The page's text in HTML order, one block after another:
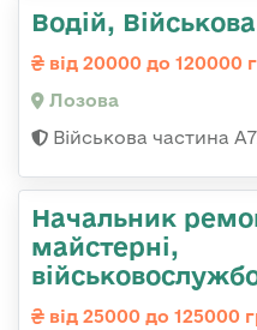
Водій,
від 20000 до 120000
Лозова
Військова частина
Начальник
майстерні,
від 25000 до 125000